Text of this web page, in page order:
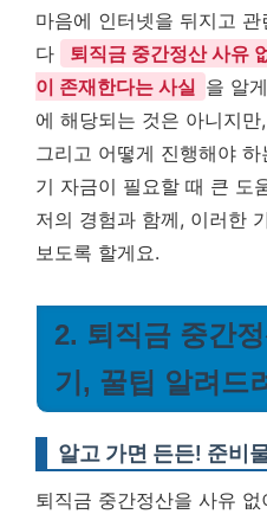
마음에 인터넷을 뒤지고
다
퇴직금 중간정산 사유
이 존재한다는 사실 을 알
에 해당되는 것은 아니지
그리고 어떻게 진행해야
기 자금이 필요할 때 큰 도
저의 경험과 함께, 이러한
보도록 할게요.
2. 퇴직금 중간
기, 꿀팁 알려드
알고 가면 든든! 준비
퇴직금 중간정산을 사유